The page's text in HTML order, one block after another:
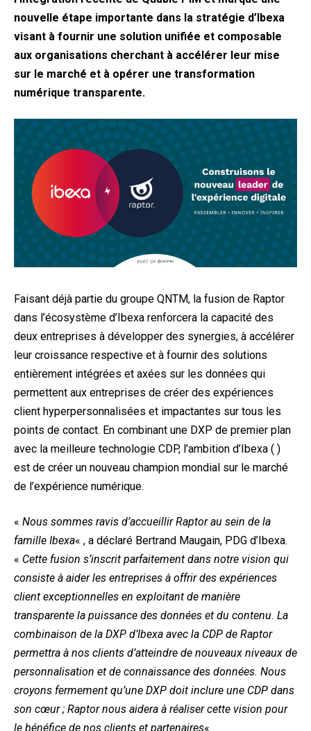
nouvelle étape importante dans la stratégie d’Ibexa
visant à fournir une solution unifiée et composable
aux organisations cherchant à accélérer leur mise
sur le marché et à opérer une transformation
numérique transparente.
Faisant déjà partie du groupe QNTM, la fusion de Raptor
dans l’écosystème d’Ibexa renforcera la capacité des
deux entreprises à développer des synergies, à accélérer
leur croissance respective et à fournir des solutions
entièrement intégrées et axées sur les données qui
permettent aux entreprises de créer des expériences
client hyperpersonnalisées et impactantes sur tous les
points de contact. En combinant une DXP de premier plan
avec la meilleure technologie CDP, l’ambition d’Ibexa ( )
est de créer un nouveau champion mondial sur le marché
de l’expérience numérique.
« Nous sommes ravis d’accueillir Raptor au sein de la
famille Ibexa« , a déclaré Bertrand Maugain, PDG d’Ibexa.
« Cette fusion s’inscrit parfaitement dans notre vision qui
consiste à aider les entreprises à offrir des expériences
client exceptionnelles en exploitant de manière
transparente la puissance des données et du contenu. La
combinaison de la DXP d’Ibexa avec la CDP de Raptor
permettra à nos clients d’atteindre de nouveaux niveaux de
personnalisation et de connaissance des données. Nous
croyons fermement qu’une DXP doit inclure une CDP dans
son cœur ; Raptor nous aidera à réaliser cette vision pour
le bénéfice de nos clients et partenaires« .